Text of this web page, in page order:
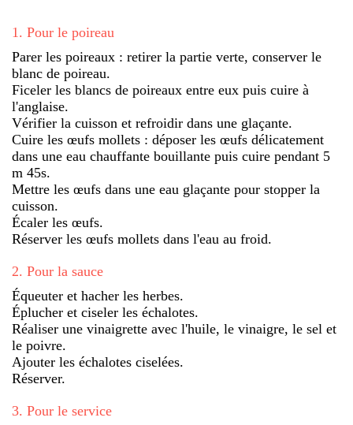
1 . Pour le poireau
Parer les poireaux : retirer la partie verte, conserver le
blanc de poireau.
Ficeler les blancs de poireaux entre eux puis cuire à
l'anglaise.
Vérifier la cuisson et refroidir dans une glaçante.
Cuire les œufs mollets : déposer les œufs délicatement
dans une eau chauffante bouillante puis cuire pendant 5
m 45s.
Mettre les œufs dans une eau glaçante pour stopper la
cuisson.
Écaler les œufs.
Réserver les œufs mollets dans l'eau au froid.
2. Pour la sauce
Équeuter et hacher les herbes.
Éplucher et ciseler les échalotes.
Réaliser une vinaigrette avec l'huile, le vinaigre, le sel et
le poivre.
Ajouter les échalotes ciselées.
Réserver.
3. Pour le service